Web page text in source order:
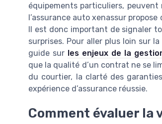
équipements particuliers, peuvent
l’assurance auto xenassur
Il est donc important de signaler
surprises. Pour aller plus loin sur
guide sur les enjeux de la
que la qualité d’un contrat ne se
du courtier, la clarté des
expérience d’assurance réussie.
Comment évaluer la